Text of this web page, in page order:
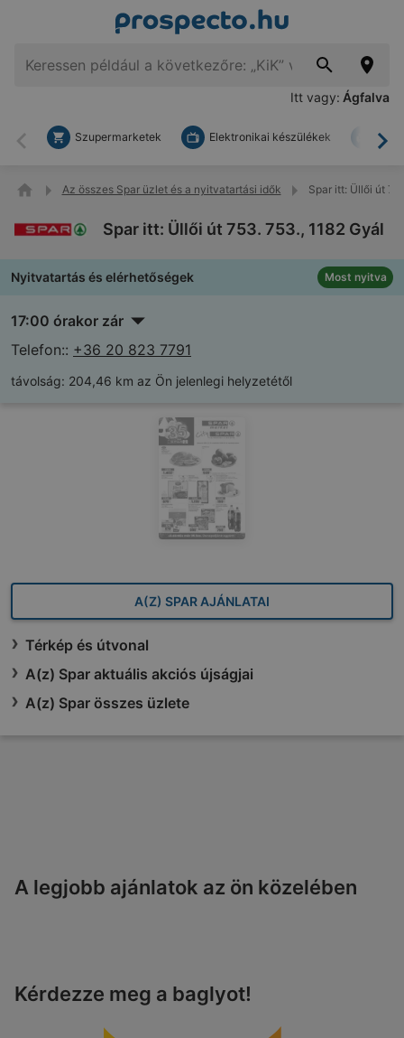
Itt vagy: Ágfalva
Vissza
Szupermarketek Elektronikai készülékek
Az összes Spar üzlet és a nyitvatartási idők Spar itt: Üllői út
Spar itt: Üllői út 753. 753., 1182 Gyál
Nyitvatartás és elérhetőségek Most nyitva
17:00 órakor zár
Telefon:: +36 20 823 7791
távolság: 204,46 km az Ön jelenlegi helyzetétől
A(Z) SPAR AJÁNLATAI
Térkép és útvonal
A(z) Spar aktuális akciós újságjai
A(z) Spar összes üzlete
A legjobb ajánlatok az ön közelében
Kérdezze meg a baglyot!